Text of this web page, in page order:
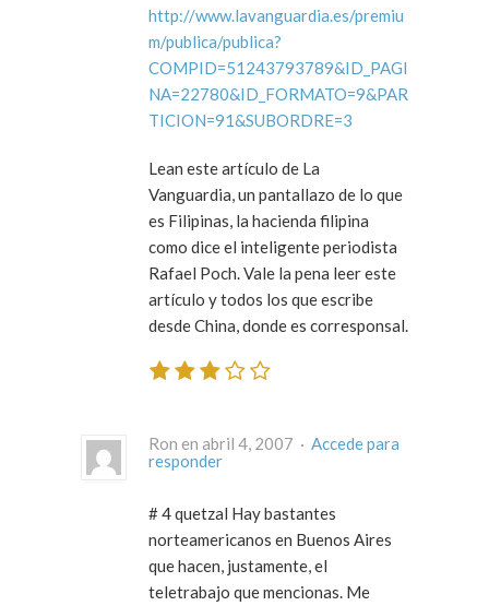
http://www.lavanguardia.es/premiu
m/publica/publica?
COMPID=51243793789&ID_PAGI
NA=22780&ID_FORMATO=9&PAR
TICION=91&SUBORDRE=3
Lean este artículo de La
Vanguardia, un pantallazo de lo que
es Filipinas, la hacienda filipina
como dice el inteligente periodista
Rafael Poch. Vale la pena leer este
artículo y todos los que escribe
desde China, donde es corresponsal.
Ron en abril 4, 2007 · Accede para
responder
# 4 quetzal Hay bastantes
norteamericanos en Buenos Aires
que hacen, justamente, el
teletrabajo que mencionas. Me